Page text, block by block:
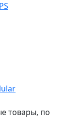
товары, по